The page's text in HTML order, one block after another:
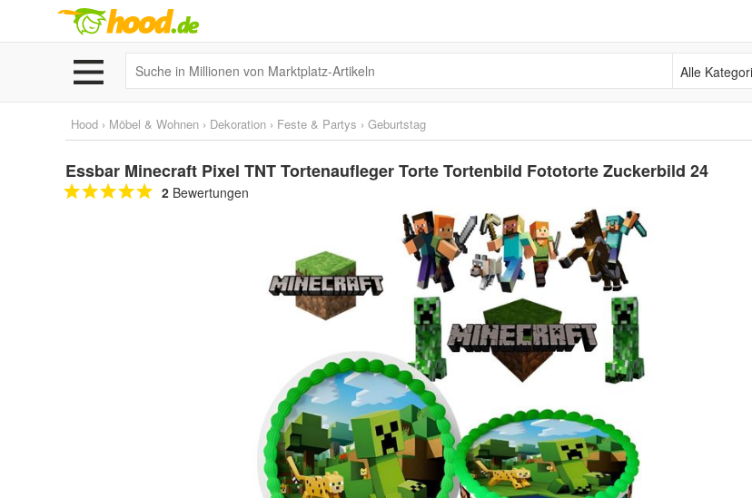
Alle Kategorien
Hood › Möbel & Wohnen › Dekoration › Feste & Partys › Geburtstag
Essbar Minecraft Pixel TNT Tortenaufleger Torte Tortenbild Fototorte Zuckerbild 24
2 Bewertungen